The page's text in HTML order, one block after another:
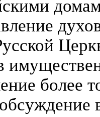
более